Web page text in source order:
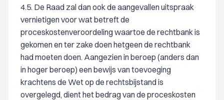
4.5. De Raad zal dan ook de aangevallen uitspraak
vernietigen voor wat betreft de
proceskostenveroordeling waartoe de rechtbank is
gekomen en ter zake doen hetgeen de rechtbank
had moeten doen. Aangezien in beroep (anders dan
in hoger beroep) een bewijs van toevoeging
krachtens de Wet op de rechtsbijstand is
overgelegd, dient het bedrag van de proceskosten